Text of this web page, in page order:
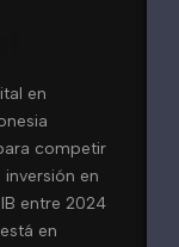
en
competir
inversión en
entre 2024
en